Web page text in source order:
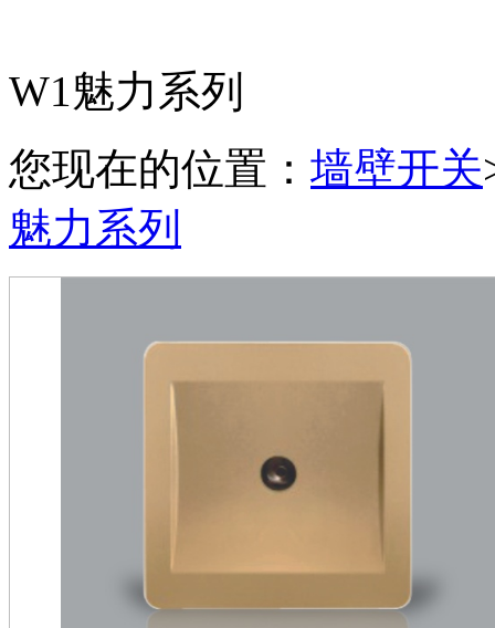
W1魅力系列
您现在的位置： 墙壁开关
魅力系列